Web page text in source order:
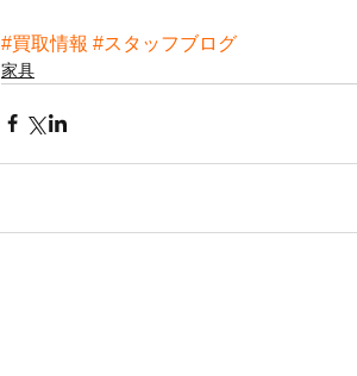
#買取情報 #スタッフブログ
家具